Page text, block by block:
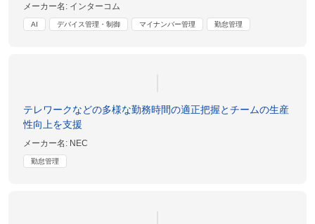
メーカー名: インターコム
AI デバイス管理・制御 マイナンバー管理 勤怠管理
テレワークなどの多様な勤務時間の適正把握とチームの生産
性向上を支援
メーカー名: NEC
勤怠管理